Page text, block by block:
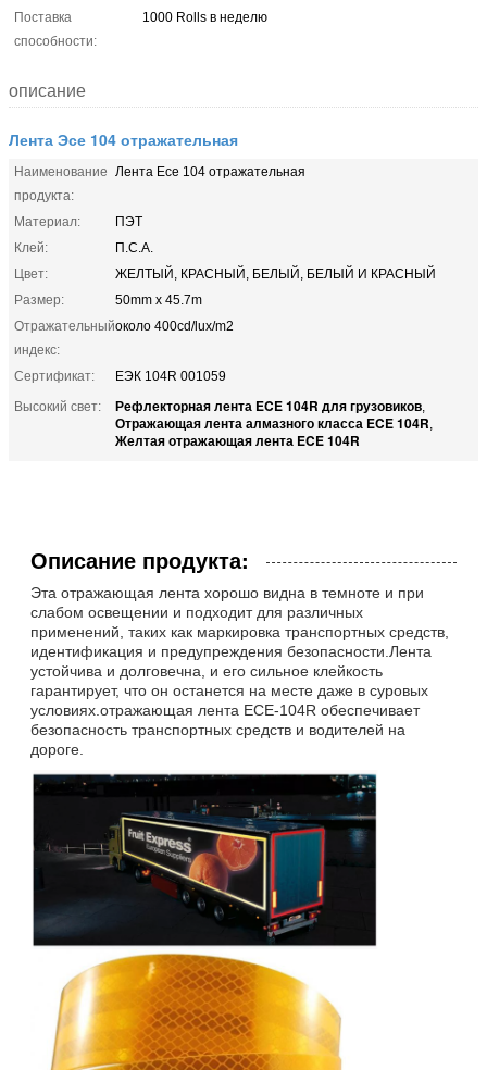
Поставка
способности:
1000 Rolls в неделю
описание
Лента Эсе 104 отражательная
Наименование
продукта:
Лента Ece 104 отражательная
Материал:
ПЭТ
Клей:
П.С.А.
Цвет:
ЖЕЛТЫЙ, КРАСНЫЙ, БЕЛЫЙ, БЕЛЫЙ И КРАСНЫЙ
Размер:
50mm x 45.7m
Отражательный
индекс:
около 400cd/lux/m2
Сертификат:
ЕЭК 104R 001059
Высокий свет:
Рефлекторная лента ECE 104R для грузовиков,
Отражающая лента алмазного класса ECE 104R,
Желтая отражающая лента ECE 104R
Описание продукта:
Эта отражающая лента хорошо видна в темноте и при
слабом освещении и подходит для различных
применений, таких как маркировка транспортных средств,
идентификация и предупреждения безопасности.Лента
устойчива и долговечна, и его сильное клейкость
гарантирует, что он останется на месте даже в суровых
условиях.отражающая лента ECE-104R обеспечивает
безопасность транспортных средств и водителей на
дороге.